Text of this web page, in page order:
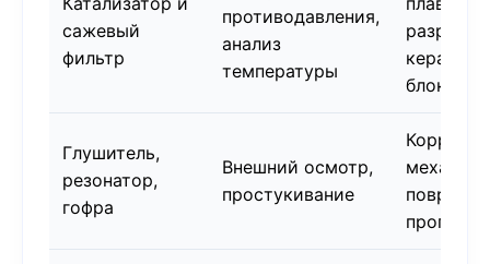
сажевый
фильтр
противодавления,
анализ
температуры
блока
Глушитель,
резонатор,
гофра
Внешний осмотр,
простукивание